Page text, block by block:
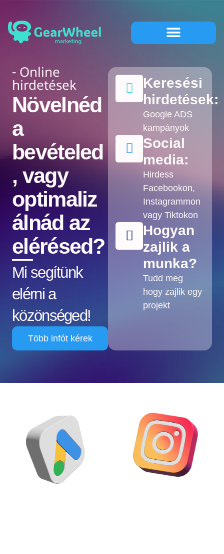
- Online
hirdetések
Növelnéd
a
bevételed
, vagy
optimaliz
álnád az
elérésed?
Mi segítünk
elérni a
közönséged!
Több infót kérek
Keresési
hirdetések:
Google ADS
kampányok
Social
media:
Hirdess
Facebookon,
Instagrammon
vagy Tiktokon
Hogyan
zajlik a
munka?
Tudd meg
hogy zajlik egy
projekt